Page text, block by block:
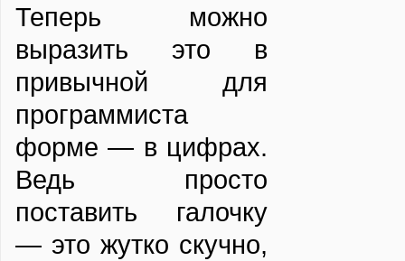
Теперь можно
выразить это в
привычной для
программиста
форме — в цифрах.
Ведь просто
поставить галочку
— это жутко скучно,